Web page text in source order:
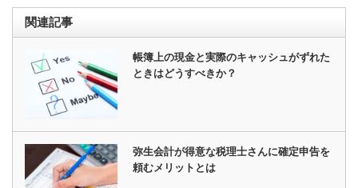
関連記事
帳簿上の現金と実際のキャッシュがずれた
ときはどうすべきか？
弥生会計が得意な税理士さんに確定申告を
頼むメリットとは